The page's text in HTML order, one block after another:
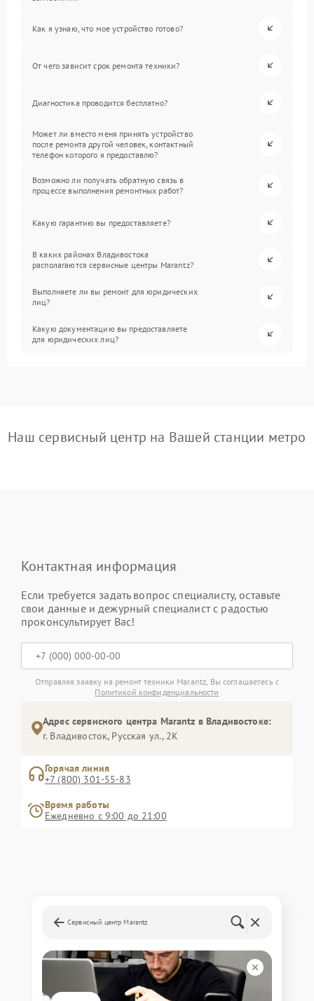
Как я узнаю, что мое устройство готово?
От чего зависит срок ремонта техники?
Диагностика проводится бесплатно?
Может ли вместо меня принять устройство
после ремонта другой человек, контактный
телефон которого я предоставлю?
Возможно ли получать обратную связь в
процессе выполнения ремонтных работ?
Какую гарантию вы предоставляете?
В каких районах Владивостока
располагаются сервисные центры Marantz?
Выполняете ли вы ремонт для юридических
лиц?
Какую документацию вы предоставляете
для юридических лиц?
Наш сервисный центр на Вашей станции метро
Контактная информация
Если требуется задать вопрос специалисту, оставьте
свои данные и дежурный специалист с радостью
проконсультирует Вас!
Отправляя заявку на ремонт техники Marantz, Вы соглашаетесь с
Политикой конфиденциальности
Адрес сервисного центра Marantz в Владивостоке:
г. Владивосток, Русская ул., 2К
Горячая линия
+7 (800) 301-55-83
Время работы
Ежедневно с 9:00 до 21:00
Сервисный центр Marantz